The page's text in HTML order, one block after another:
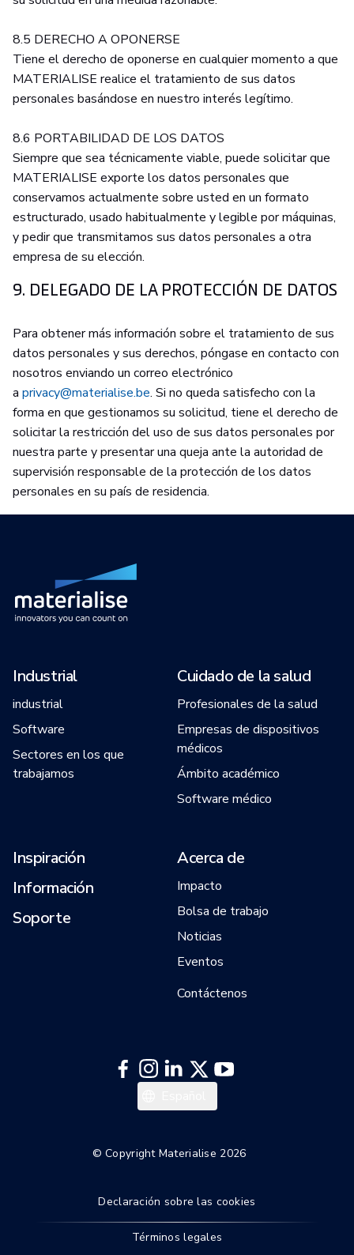
8.5 DERECHO A OPONERSE
Tiene el derecho de oponerse en cualquier momento a que
MATERIALISE realice el tratamiento de sus datos
personales basándose en nuestro interés legítimo.
8.6 PORTABILIDAD DE LOS DATOS
Siempre que sea técnicamente viable, puede solicitar que
MATERIALISE exporte los datos personales que
conservamos actualmente sobre usted en un formato
estructurado, usado habitualmente y legible por máquinas,
y pedir que transmitamos sus datos personales a otra
empresa de su elección.
9. DELEGADO DE LA PROTECCIÓN DE DATOS
Para obtener más información sobre el tratamiento de sus
datos personales y sus derechos, póngase en contacto con
nosotros enviando un correo electrónico
a privacy@materialise.be. Si no queda satisfecho con la
forma en que gestionamos su solicitud, tiene el derecho de
solicitar la restricción del uso de sus datos personales por
nuestra parte y presentar una queja ante la autoridad de
supervisión responsable de la protección de los datos
personales en su país de residencia.
Industrial
industrial
Software
Sectores en los que
trabajamos
Cuidado de la salud
Profesionales de la salud
Empresas de dispositivos
médicos
Ámbito académico
Software médico
Inspiración
Información
Soporte
Acerca de
Impacto
Bolsa de trabajo
Noticias
Eventos
Contáctenos
Italiano
Français
English
© Copyright Materialise 2026
Declaración sobre las cookies
Términos legales